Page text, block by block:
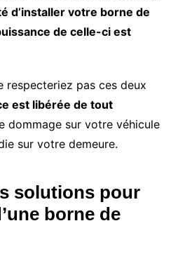
d’installer votre borne de
de celle-ci est
respecteriez pas ces deux
est libérée de tout
dommage sur votre véhicule
sur votre demeure.
solutions pour
borne de